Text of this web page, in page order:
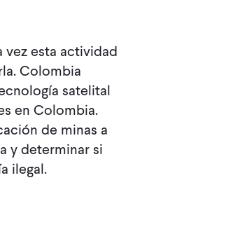
vez esta actividad
Colombia
satelital
en Colombia.
de minas a
y determinar si
ilegal.